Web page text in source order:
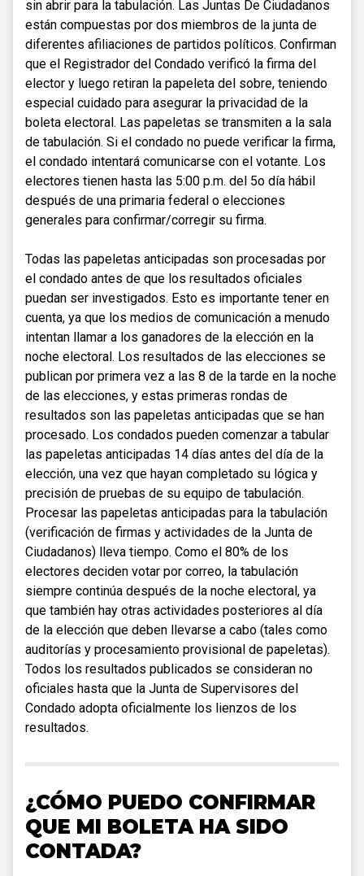
sin abrir para la tabulación. Las Juntas De Ciudadanos
están compuestas por dos miembros de la junta de
diferentes afiliaciones de partidos políticos. Confirman
que el Registrador del Condado verificó la firma del
elector y luego retiran la papeleta del sobre, teniendo
especial cuidado para asegurar la privacidad de la
boleta electoral. Las papeletas se transmiten a la sala
de tabulación. Si el condado no puede verificar la firma,
el condado intentará comunicarse con el votante. Los
electores tienen hasta las 5:00 p.m. del 5o día hábil
después de una primaria federal o elecciones
generales para confirmar/corregir su firma.
Todas las papeletas anticipadas son procesadas por
el condado antes de que los resultados oficiales
puedan ser investigados. Esto es importante tener en
cuenta, ya que los medios de comunicación a menudo
intentan llamar a los ganadores de la elección en la
noche electoral. Los resultados de las elecciones se
publican por primera vez a las 8 de la tarde en la noche
de las elecciones, y estas primeras rondas de
resultados son las papeletas anticipadas que se han
procesado. Los condados pueden comenzar a tabular
las papeletas anticipadas 14 días antes del día de la
elección, una vez que hayan completado su lógica y
precisión de pruebas de su equipo de tabulación.
Procesar las papeletas anticipadas para la tabulación
(verificación de firmas y actividades de la Junta de
Ciudadanos) lleva tiempo. Como el 80% de los
electores deciden votar por correo, la tabulación
siempre continúa después de la noche electoral, ya
que también hay otras actividades posteriores al día
de la elección que deben llevarse a cabo (tales como
auditorías y procesamiento provisional de papeletas).
Todos los resultados publicados se consideran no
oficiales hasta que la Junta de Supervisores del
Condado adopta oficialmente los lienzos de los
resultados.
¿CÓMO PUEDO CONFIRMAR
QUE MI BOLETA HA SIDO
CONTADA?